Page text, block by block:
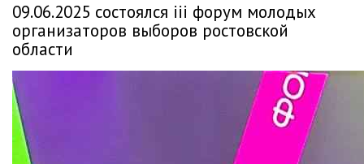
09.06.2025 состоялся iii форум молодых
организаторов выборов ростовской
области